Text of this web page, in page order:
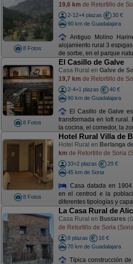
8 Fotos
19,6 km de Retortillo de
2-12+4 plazas
30 €
90 km de Guadalajara
Antiguo Molino
alojamiento rural 3
de sorbe, en el parque
8 Fotos
El Casillo de Galve
Casa Rural en Galve de
19,7 km de Retortillo de
2-4+1 plazas
40 €
90 km de Guadalajara
El Casillo de Galve
transformada en loft rural.
la cocina, el comedor, la
8 Fotos
Hotel Rural Villa de
Hotel Rural en Berlanga
km de Retortillo de Soria
33+2 plazas
29 €
45 km de Soria
Casa datada en
en el centrod e la
diferentes tipologías y
La Casa Rural de
Casa Rural en Bustares
de Retortillo de Soria
8 plazas
16 €
70 km de Guadalajara
Típica construcción